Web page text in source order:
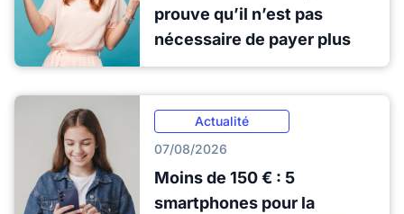
prouve qu’il n’est pas
nécessaire de payer plus
Actualité
07/08/2026
Moins de 150 € : 5
smartphones pour la